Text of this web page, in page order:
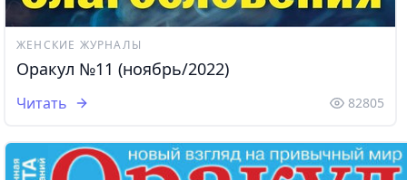
ЖЕНСКИЕ ЖУРНАЛЫ
Оракул №11 (ноябрь/2022)
Читать 82805